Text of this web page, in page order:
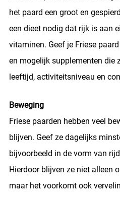
het paard een groot en
een dieet nodig dat rijk is aan
vitaminen. Geef je Friese
en mogelijk supplementen die
leeftijd, activiteitsniveau en
Beweging
Friese paarden hebben veel
blijven. Geef ze dagelijks
bijvoorbeeld in de vorm van
Hierdoor blijven ze niet alleen
maar het voorkomt ook